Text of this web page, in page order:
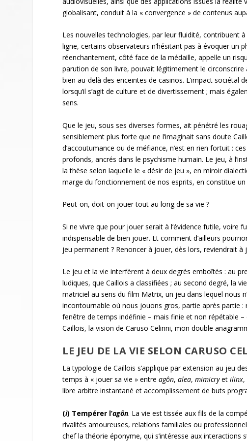
globalisant, conduit à la « convergence » de contenus
Les nouvelles technologies, par leur fluidité, contribuent
ligne, certains observateurs n’hésitant pas à évoquer
réenchantement, côté face de la médaille, appelle un
parution de son livre, pouvait légitimement le circonscrire
bien au-delà des enceintes de casinos. L’impact
lorsqu’il s’agit de culture et de divertissement ; mais
sens.
Que le jeu, sous ses diverses formes, ait pénétré les
sensiblement plus forte que ne l’imaginait sans doute
d’accoutumance ou de méfiance, n’est en rien fortuit :
profonds, ancrés dans le psychisme humain. Le jeu, à
la thèse selon laquelle le « désir de jeu », en miroir
marge du fonctionnement de nos esprits, en constitue
Peut-on, doit-on jouer tout au long de sa vie ?
Si ne vivre que pour jouer serait à l’évidence futile, voire
indispensable de bien jouer. Et comment d’ailleurs
jeu permanent ? Renoncer à jouer, dès lors, reviendrait
Le jeu et la vie interfèrent à deux degrés emboîtés : au
ludiques, que Caillois a classifiées ; au second degré, la
matriciel au sens du film Matrix, un jeu dans lequel nous
incontournable où nous jouons gros, partie après partie
fenêtre de temps indéfinie – mais finie et non répétable
Caillois, la vision de Caruso Celinni, mon double
LE JEU DE LA VIE SELON CARUSO
La typologie de Caillois s’applique par extension au jeu
temps à « jouer sa vie » entreagôn,alea,mimicryetilinx,
libre arbitre instantané et accomplissement de buts
(i) Tempérer l’agôn. La vie est tissée aux fils de la
rivalités amoureuses, relations familiales ou
chef la théorie éponyme, qui s’intéresse aux interactions